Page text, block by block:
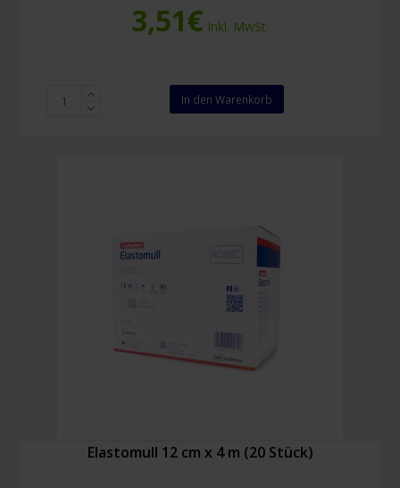
3,51€ Inkl. MwSt.
Leukostrip
Wundnahtstreifen
In den Warenkorb
Elastomull 12 cm x 4 m (20 Stück)